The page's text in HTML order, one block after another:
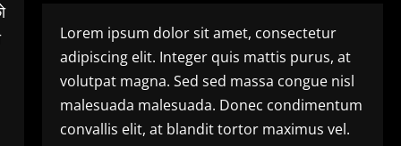
Lorem ipsum dolor sit amet, consectetur
adipiscing elit. Integer quis mattis purus, at
volutpat magna. Sed sed massa congue nisl
malesuada malesuada. Donec condimentum
convallis elit, at blandit tortor maximus vel.